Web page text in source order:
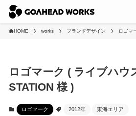
HOME works ブランドデザイン ロゴマ
ロゴマーク ( ライブハウ
STATION 様 )
ロゴマーク 2012年 東海エリア